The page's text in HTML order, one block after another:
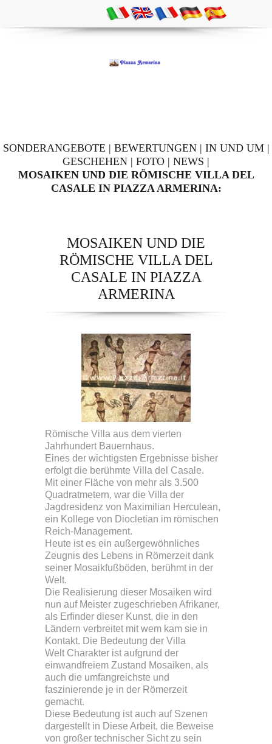
SONDERANGEBOTE | BEWERTUNGEN| IN UND UM|
GESCHEHEN | FOTO | NEWS |
MOSAIKEN UND DIE RÖMISCHE VILLA DEL
CASALE IN PIAZZA ARMERINA:
MOSAIKEN UND DIE
RÖMISCHE VILLA DEL
CASALE IN PIAZZA
ARMERINA
Römische Villa aus dem vierten
Jahrhundert Bauernhaus.
Eines der wichtigsten Ergebnisse bisher
erfolgt die berühmte Villa del Casale.
Mit einer Fläche von mehr als 3.500
Quadratmetern, war die Villa der
Jagdresidenz von Maximilian Herculean,
ein Kollege von Diocletian im römischen
Reich-Management.
Heute ist es ein außergewöhnliches
Zeugnis des Lebens in Römerzeit dank
seiner Mosaikfußböden, berühmt in der
Welt.
Die Realisierung dieser Mosaiken wird
nun auf Meister zugeschrieben Afrikaner,
als Erfinder dieser Kunst, die in den
Ländern verbreitet mit wem kam sie in
Kontakt. Die Bedeutung der Villa
Welt Charakter ist aufgrund der
einwandfreiem Zustand Mosaiken, als
auch die umfangreichste und
faszinierende je in der Römerzeit
gemacht.
Diese Bedeutung ist auch auf Szenen
dargestellt in Diese Arbeit, die Beweise
von großer technischer Sicht zu sein